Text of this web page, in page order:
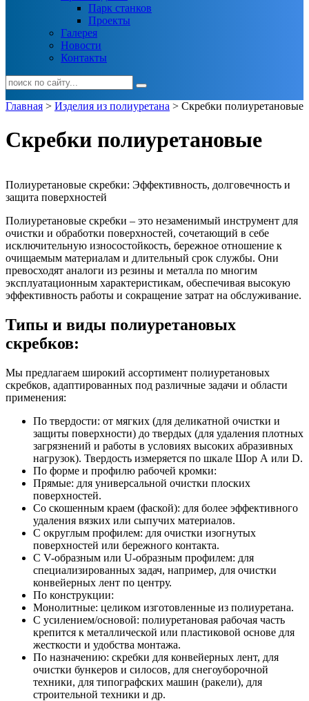
Парк станков
Проекты
Галерея
Новости
Контакты
Главная > Изделия из полиуретана > Скребки полиуретановые
Скребки полиуретановые
Полиуретановые скребки: Эффективность, долговечность и
защита поверхностей
Полиуретановые скребки – это незаменимый инструмент для
очистки и обработки поверхностей, сочетающий в себе
исключительную износостойкость, бережное отношение к
очищаемым материалам и длительный срок службы. Они
превосходят аналоги из резины и металла по многим
эксплуатационным характеристикам, обеспечивая высокую
эффективность работы и сокращение затрат на обслуживание.
Типы и виды полиуретановых
скребков:
Мы предлагаем широкий ассортимент полиуретановых
скребков, адаптированных под различные задачи и области
применения:
По твердости: от мягких (для деликатной очистки и
защиты поверхности) до твердых (для удаления плотных
загрязнений и работы в условиях высоких абразивных
нагрузок). Твердость измеряется по шкале Шор А или D.
По форме и профилю рабочей кромки:
Прямые: для универсальной очистки плоских
поверхностей.
Со скошенным краем (фаской): для более эффективного
удаления вязких или сыпучих материалов.
С округлым профилем: для очистки изогнутых
поверхностей или бережного контакта.
С V-образным или U-образным профилем: для
специализированных задач, например, для очистки
конвейерных лент по центру.
По конструкции:
Монолитные: целиком изготовленные из полиуретана.
С усилением/основой: полиуретановая рабочая часть
крепится к металлической или пластиковой основе для
жесткости и удобства монтажа.
По назначению: скребки для конвейерных лент, для
очистки бункеров и силосов, для снегоуборочной
техники, для типографских машин (ракели), для
строительной техники и др.